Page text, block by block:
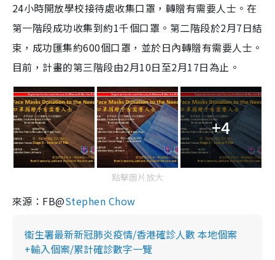
24小時開放學校接待處收集口罩，轉贈有需要人士。在
第一階段成功收集到約1千個口罩。第二階段於2月7日結
束，成功匯集約600個口罩，並於日內轉贈有需要人士。
目前，計畫的第三階段由2月10日至2月17日為止。
+4
點擊圖片放大
來源：FB@Stephen Chow
衞生署最新新冠肺炎疫情/香港確診人數 本地個案
+輸入個案/累計確診數字一覽